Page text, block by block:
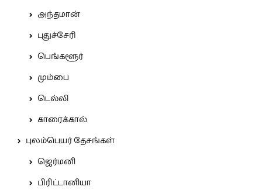
அந்தமான்
புதுச்சேரி
பெங்களூர்
மும்பை
டெல்லி
காரைக்கால்
புலம்பெயர் தேசங்கள்
ஜெர்மனி
பிரிட்டானியா